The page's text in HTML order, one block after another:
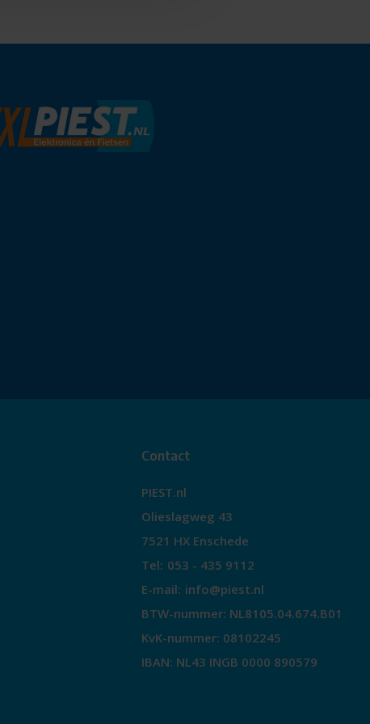
Contact
PIEST.nl
Olieslagweg 43
7521 HX Enschede
Tel: 053 - 435 9112
E-mail: info@piest.nl
BTW-nummer: NL8105.04.674.B01
KvK-nummer: 08102245
IBAN: NL43 INGB 0000 890579